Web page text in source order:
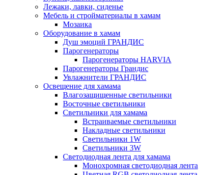
Лежаки, лавки, сиденье
Мебель и стройматериалы в хамам
Мозаика
Оборудование в хамам
Душ эмоций ГРАНДИС
Парогенераторы
Парогенераторы HARVIA
Парогенераторы Грандис
Увлажнители ГРАНДИС
Освещение для хамама
Влагозащищенные светильники
Восточные светильники
Светильники для хамама
Встраиваемые светильники
Накладные светильники
Светильники 1W
Светильники 3W
Светодиодная лента для хамама
Монохромная светодиодная лента